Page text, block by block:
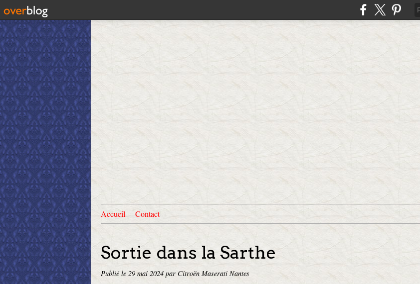
Accueil Contact
Sortie dans la Sarthe
Publié le 29 mai 2024 par Citroën Maserati Nantes